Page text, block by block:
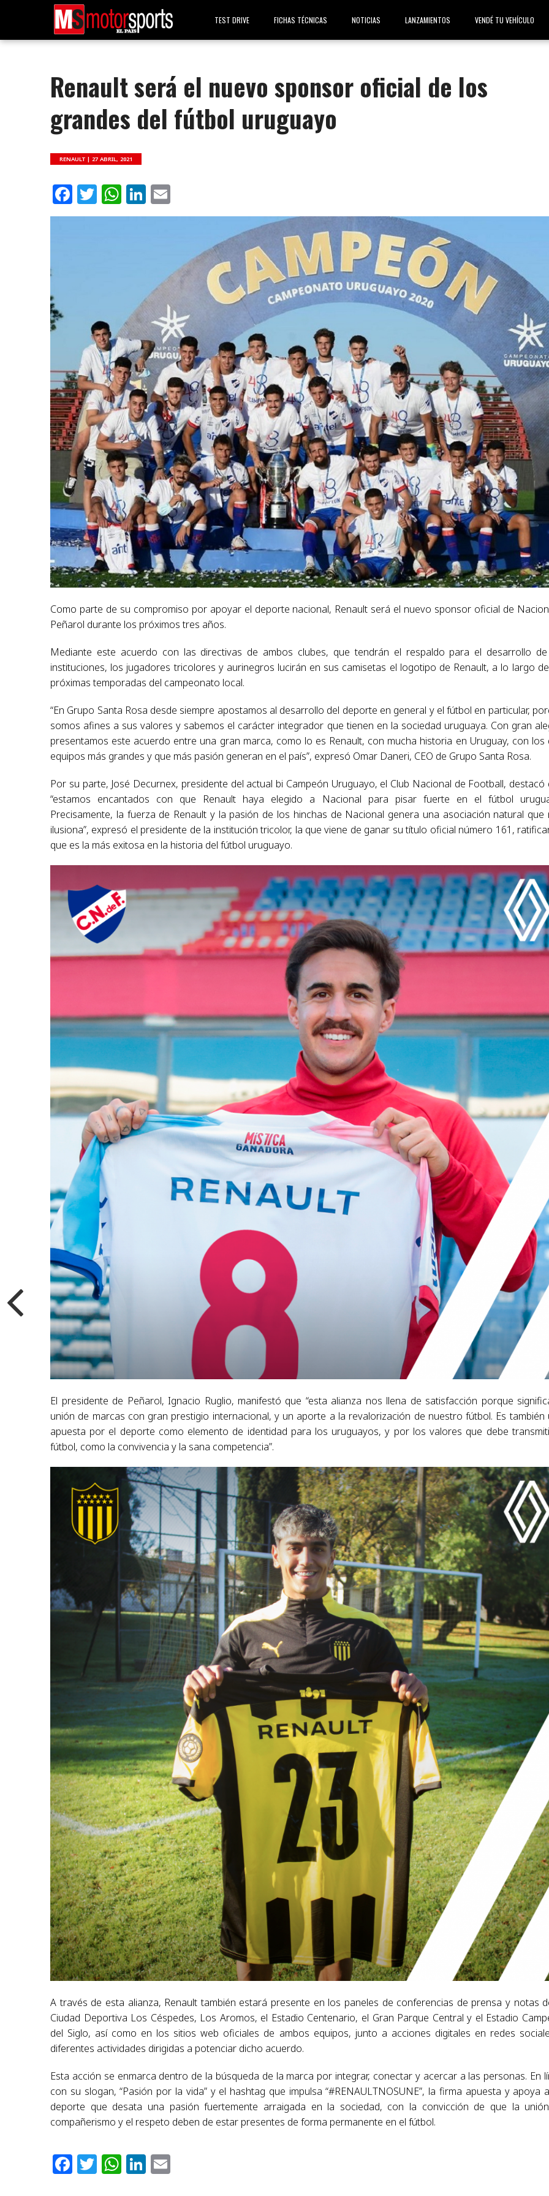
TEST DRIVE FICHAS TÉCNICAS NOTICIAS LANZAMIENTOS VENDÉ TU VEHÍCULO
Renault será el nuevo sponsor oficial de los
grandes del fútbol uruguayo
RENAULT |27 ABRIL, 2021
Facebook
Twitter
WhatsApp
LinkedIn
Como parte de su compromiso por apoyar el deporte nacional, Renault será el nuevo sponsor oficial de
Peñarol durante los próximos tres años.
Mediante este acuerdo con las directivas de ambos clubes, que tendrán el respaldo para el desarrollo
instituciones, los jugadores tricolores y aurinegros lucirán en sus camisetas el logotipo de Renault, a lo largo
próximas temporadas del campeonato local.
“En Grupo Santa Rosa desde siempre apostamos al desarrollo del deporte en general y el fútbol en particular,
somos afines a sus valores y sabemos el carácter integrador que tienen en la sociedad uruguaya. Con gran
presentamos este acuerdo entre una gran marca, como lo es Renault, con mucha historia en Uruguay, con los
equipos más grandes y que más pasión generan en el país”, expresó Omar Daneri, CEO de Grupo Santa Rosa.
Por su parte, José Decurnex, presidente del actual bi Campeón Uruguayo, el Club Nacional de Football, destacó
“estamos encantados con que Renault haya elegido a Nacional para pisar fuerte en el fútbol
Precisamente, la fuerza de Renault y la pasión de los hinchas de Nacional genera una asociación natural que
ilusiona”, expresó el presidente de la institución tricolor, la que viene de ganar su título oficial número 161,
que es la más exitosa en la historia del fútbol uruguayo.
El presidente de Peñarol, Ignacio Ruglio, manifestó que “esta alianza nos llena de satisfacción porque
unión de marcas con gran prestigio internacional, y un aporte a la revalorización de nuestro fútbol. Es también
apuesta por el deporte como elemento de identidad para los uruguayos, y por los valores que debe
fútbol, como la convivencia y la sana competencia”.
A través de esta alianza, Renault también estará presente en los paneles de conferencias de prensa y notas
Ciudad Deportiva Los Céspedes, Los Aromos, el Estadio Centenario, el Gran Parque Central y el Estadio
del Siglo, así como en los sitios web oficiales de ambos equipos, junto a acciones digitales en redes
diferentes actividades dirigidas a potenciar dicho acuerdo.
Esta acción se enmarca dentro de la búsqueda de la marca por integrar, conectar y acercar a las personas. En
con su slogan, “Pasión por la vida” y el hashtag que impulsa “#RENAULTNOSUNE”, la firma apuesta y apoya
deporte que desata una pasión fuertemente arraigada en la sociedad, con la convicción de que la
compañerismo y el respeto deben de estar presentes de forma permanente en el fútbol.
Facebook
Twitter
WhatsApp
LinkedIn